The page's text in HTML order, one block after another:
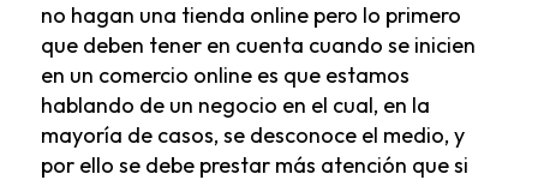
no hagan una tienda online pero lo primero
que deben tener en cuenta cuando se inicien
en un comercio online es que estamos
hablando de un negocio en el cual, en la
mayoría de casos, se desconoce el medio, y
por ello se debe prestar más atención que si